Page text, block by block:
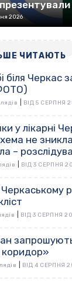
2026
ЧИТАЮТЬ
біля Черкас
ВІД 5 СЕРПНЯ
у лікарні
не
–
ВІД 3 СЕРПНЯ
ВІД 3 СЕРПНЯ
ВІД 4 СЕРПНЯ